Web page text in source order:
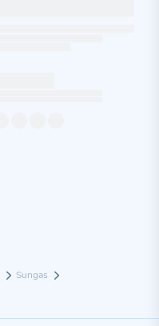
Sungas